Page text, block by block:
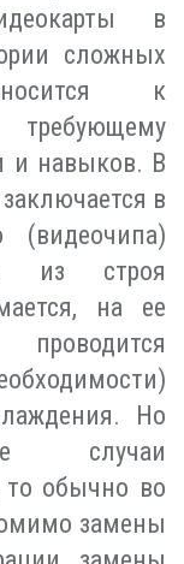
в
сложных
к
и навыков. В
в
(видеочипа)
из строя
на ее
Но
случаи
то обычно во
замены